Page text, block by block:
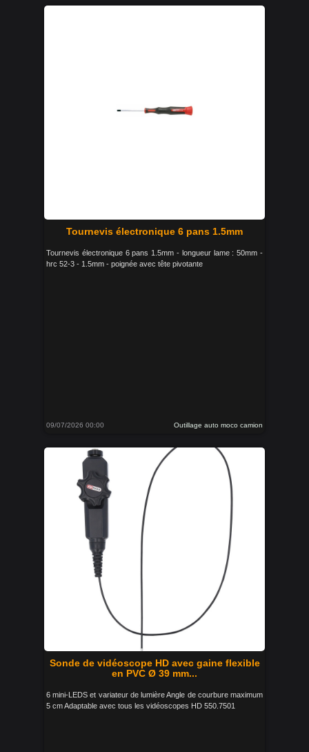
Tournevis électronique 6 pans 1.5mm
Tournevis électronique 6 pans 1.5mm - longueur lame : 50mm -
hrc 52-3 - 1.5mm - poignée avec tête pivotante
09/07/2026 00:00 Outillage auto moco camion
Sonde de vidéoscope HD avec gaine flexible
en PVC Ø 39 mm...
6 mini-LEDS et variateur de lumière Angle de courbure maximum
5 cm Adaptable avec tous les vidéoscopes HD 550.7501